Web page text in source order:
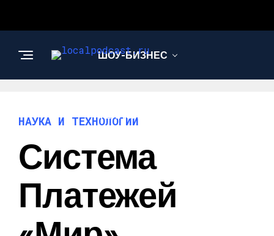
ШОУ-БИЗНЕС
ТЕХНОЛОГИИ
НАУКА И ТЕХНОЛОГИИ
Система
Платежей